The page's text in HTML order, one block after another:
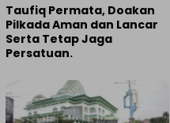
Taufiq Permata, Doakan
Pilkada Aman dan Lancar
Serta Tetap Jaga
Persatuan.